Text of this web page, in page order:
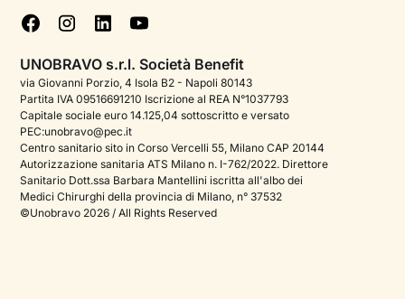
Podcast di psicologia
Corporate
Psicologo italiano all'estero
Sala stampa
Bandi e premi
Cookie policy
Gestisci cookie
UNOBRAVO s.r.l. Società Benefit
via Giovanni Porzio, 4 Isola B2 - Napoli 80143
Partita IVA 09516691210 Iscrizione al REA N°1037793
Capitale sociale euro 14.125,04 sottoscritto e versato
PEC:unobravo@pec.it
Centro sanitario sito in Corso Vercelli 55, Milano CAP 20144
Autorizzazione sanitaria ATS Milano n. I-762/2022. Direttore
Sanitario Dott.ssa Barbara Mantellini iscritta all'albo dei
Medici Chirurghi della provincia di Milano, n° 37532
©Unobravo 2026 / All Rights Reserved